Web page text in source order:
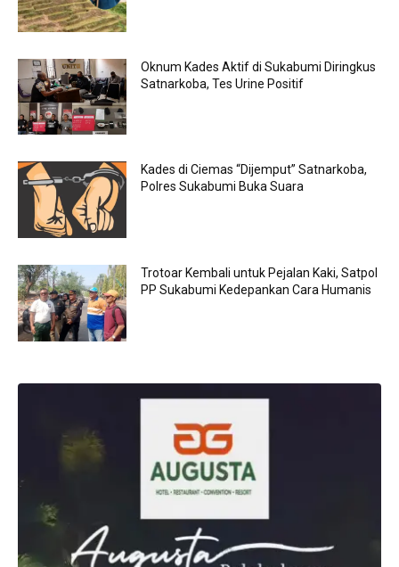
Oknum Kades Aktif di Sukabumi Diringkus
Satnarkoba, Tes Urine Positif
Kades di Ciemas “Dijemput” Satnarkoba,
Polres Sukabumi Buka Suara
Trotoar Kembali untuk Pejalan Kaki, Satpol
PP Sukabumi Kedepankan Cara Humanis